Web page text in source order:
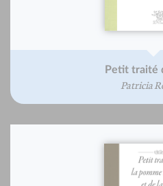
Petit traité
Patricia